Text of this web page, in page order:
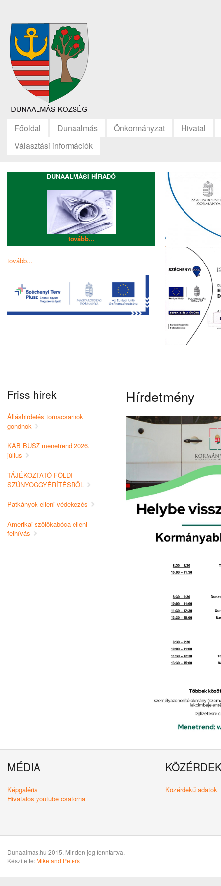
Főoldal Dunaalmás Önkormányzat
Hivatal
Választási információk
DUNAALMÁSI HÍRADÓ
tovább...
tovább...
Friss hírek
Álláshirdetés tornacsarnok
gondnok
KAB BUSZ menetrend 2026.
július
TÁJÉKOZTATÓ FÖLDI
SZÚNYOGGYÉRÍTÉSRŐL
Patkányok elleni védekezés
Amerikai szőlőkabóca elleni
felhívás
Hírdetmény
MÉDIA
Képgaléria
Hivatalos youtube csatorna
Közérdekű adatok
Dunaalmas.hu 2015. Minden jog fenntartva.
Készítette:Mike and Peters